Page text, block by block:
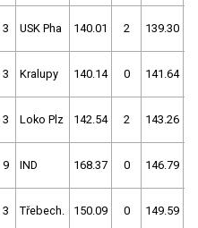
3 USK Pha 140.01 2 139.30
3 Kralupy 140.14 0 141.64
3 Loko Plz 142.54 2 143.26
9 IND 168.37 0 146.79
3 Třebech. 150.09 0 149.59